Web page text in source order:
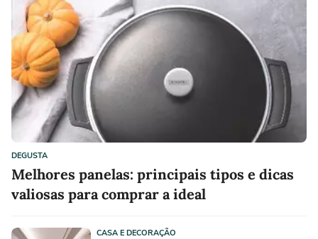
DEGUSTA
Melhores panelas: principais tipos e dicas
valiosas para comprar a ideal
CASA E DECORAÇÃO